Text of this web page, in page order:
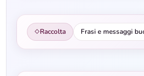
◇Raccolta Frasi e messaggi